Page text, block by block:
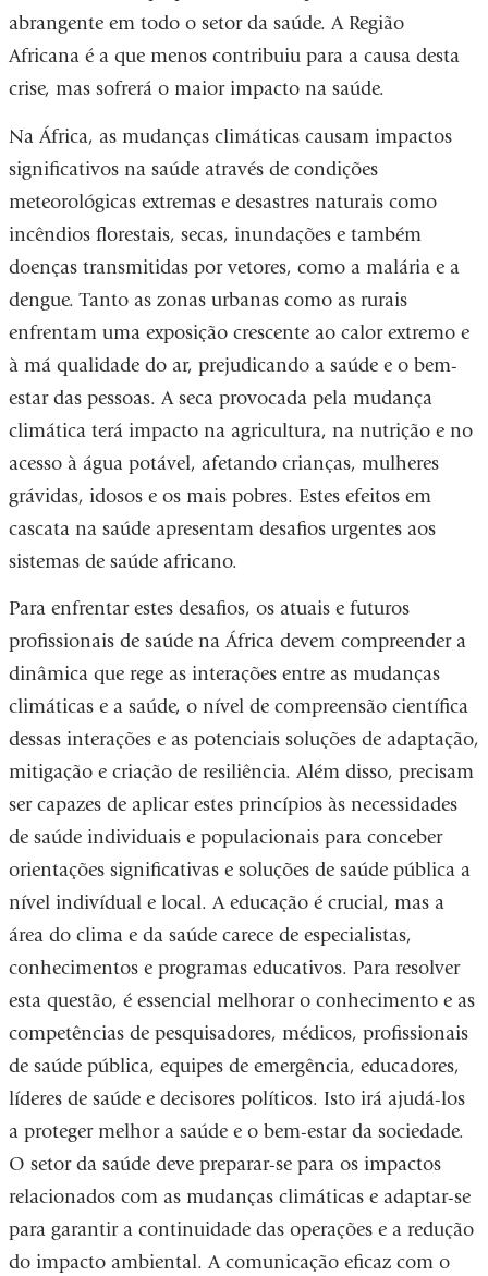
abrangente em todo o setor da saúde. A Região
Africana é a que menos contribuiu para a causa desta
crise, mas sofrerá o maior impacto na saúde.
Na África, as mudanças climáticas causam impactos
significativos na saúde através de condições
meteorológicas extremas e desastres naturais como
incêndios florestais, secas, inundações e também
doenças transmitidas por vetores, como a malária e a
dengue. Tanto as zonas urbanas como as rurais
enfrentam uma exposição crescente ao calor extremo e
à má qualidade do ar, prejudicando a saúde e o bem-
estar das pessoas. A seca provocada pela mudança
climática terá impacto na agricultura, na nutrição e no
acesso à água potável, afetando crianças, mulheres
grávidas, idosos e os mais pobres. Estes efeitos em
cascata na saúde apresentam desafios urgentes aos
sistemas de saúde africano.
Para enfrentar estes desafios, os atuais e futuros
profissionais de saúde na África devem compreender a
dinâmica que rege as interações entre as mudanças
climáticas e a saúde, o nível de compreensão científica
dessas interações e as potenciais soluções de adaptação,
mitigação e criação de resiliência. Além disso, precisam
ser capazes de aplicar estes princípios às necessidades
de saúde individuais e populacionais para conceber
orientações significativas e soluções de saúde pública a
nível indivídual e local. A educação é crucial, mas a
área do clima e da saúde carece de especialistas,
conhecimentos e programas educativos. Para resolver
esta questão, é essencial melhorar o conhecimento e as
competências de pesquisadores, médicos, profissionais
de saúde pública, equipes de emergência, educadores,
líderes de saúde e decisores políticos. Isto irá ajudá-los
a proteger melhor a saúde e o bem-estar da sociedade.
O setor da saúde deve preparar-se para os impactos
relacionados com as mudanças climáticas e adaptar-se
para garantir a continuidade das operações e a redução
do impacto ambiental. A comunicação eficaz com o